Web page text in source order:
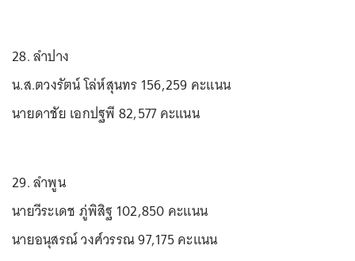
28. ลำปาง
น.ส.ตวงรัตน์ โล่ห์สุนทร 156,259 คะแนน
นายดาชัย เอกปฐพี 82,577 คะแนน
29. ลำพูน
นายวีระเดช ภู่พิสิฐ 102,850 คะแนน
นายอนุสรณ์ วงศ์วรรณ 97,175 คะแนน